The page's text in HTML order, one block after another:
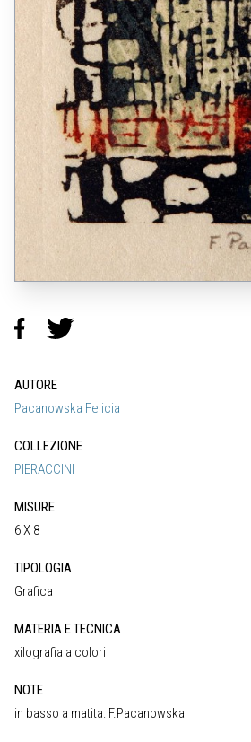
AUTORE
Pacanowska Felicia
COLLEZIONE
PIERACCINI
MISURE
6 X 8
TIPOLOGIA
Grafica
MATERIA E TECNICA
xilografia a colori
NOTE
in basso a matita: F.Pacanowska